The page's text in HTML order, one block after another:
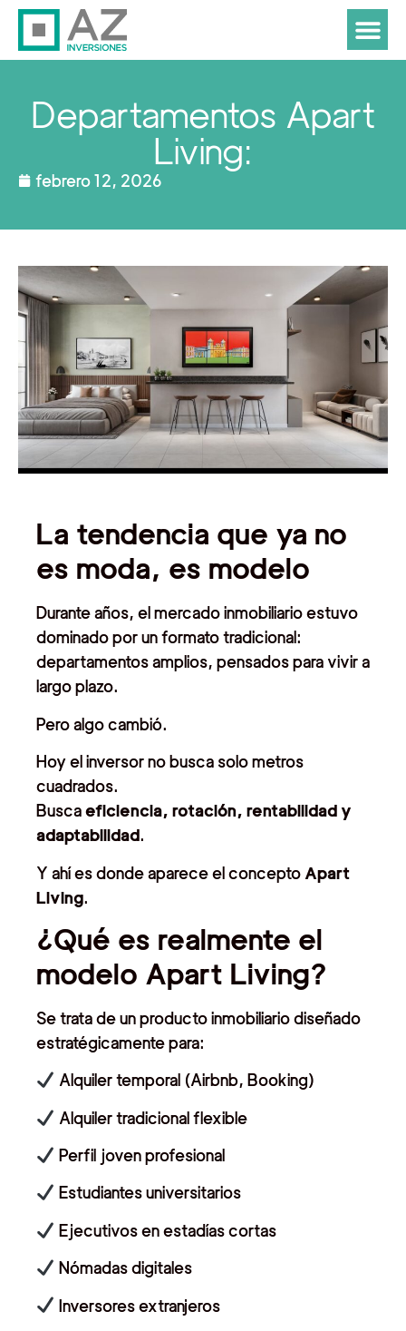
Departamentos Apart
Living:
febrero 12, 2026
La tendencia que ya no
es moda, es modelo
Durante años, el mercado inmobiliario estuvo
dominado por un formato tradicional:
departamentos amplios, pensados para vivir a
largo plazo.
Pero algo cambió.
Hoy el inversor no busca solo metros
cuadrados.
Buscaeficiencia, rotación, rentabilidad y
adaptabilidad.
Y ahí es donde aparece el concepto Apart
Living.
¿Qué es realmente el
modelo Apart Living?
Se trata de un producto inmobiliario diseñado
estratégicamente para:
Alquiler temporal (Airbnb, Booking)
Alquiler tradicional flexible
Perfil joven profesional
Estudiantes universitarios
Ejecutivos en estadías cortas
Nómadas digitales
Inversores extranjeros